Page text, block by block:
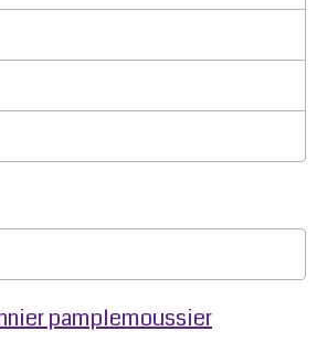
pamplemoussier